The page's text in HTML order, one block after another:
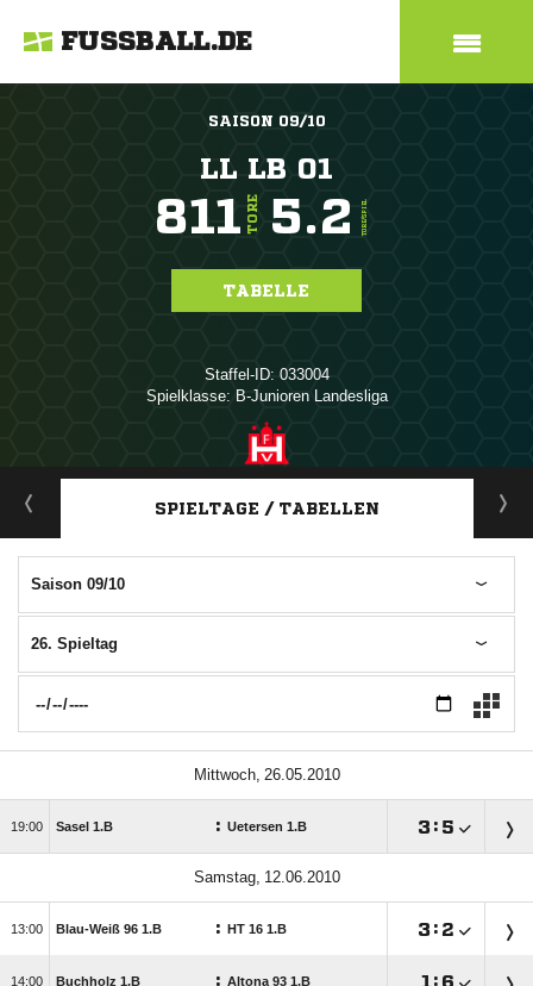
FUSSBALL.DE
SAISON 09/10
LL LB 01
811TORE 5.2 TORE/SPIEL
TABELLE
Staffel-ID: 033004
Spielklasse: B-Junioren Landesliga
ANZEIGE
SPIELTAGE / TABELLEN
Saison 09/10
26. Spieltag
 
 Sasel 1.B : Uetersen 1.B : 
 
 Blau-Weiß 96 1.B : HT 16 1.B : 
 Buchholz 1.B : Altona 93 1.B  : 